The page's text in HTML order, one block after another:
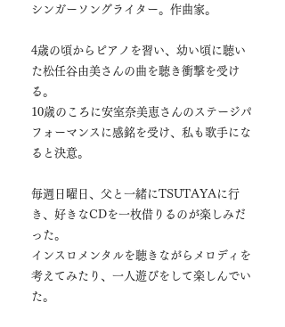
シンガーソングライター。作曲家。
4歳の頃からピアノを習い、幼い頃に聴い
た松任谷由美さんの曲を聴き衝撃を受け
る。
10歳のころに安室奈美恵さんのステージパ
フォーマンスに感銘を受け、 私も歌手にな
ると決意。
毎週日曜日、父と一緒にTSUTAYAに行
き、好きなCDを一枚借りるのが楽しみだ
った。
インスロメンタルを聴きながらメロディを
考えてみたり、一人遊びをして楽しんでい
た。